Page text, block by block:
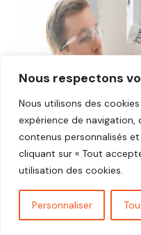
Nous respectons
Nous utilisons des
expérience de
contenus personnalisés
cliquant sur « Tout
utilisation des cookies.
Personnaliser